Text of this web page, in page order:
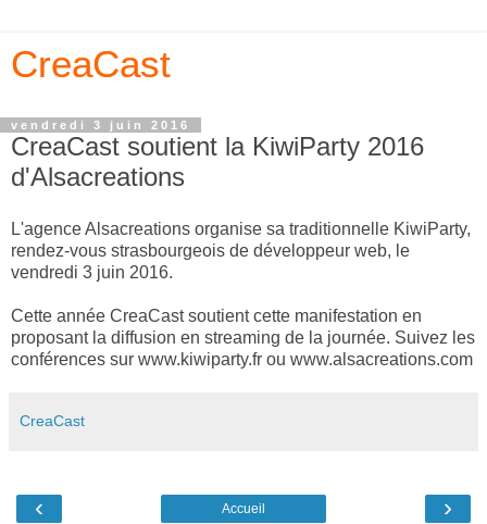
CreaCast
vendredi 3 juin 2016
CreaCast soutient la KiwiParty 2016
d'Alsacreations
L'agence Alsacreations organise sa traditionnelle KiwiParty,
rendez-vous strasbourgeois de développeur web, le
vendredi 3 juin 2016.
Cette année CreaCast soutient cette manifestation en
proposant la diffusion en streaming de la journée. Suivez les
conférences sur www.kiwiparty.fr ou www.alsacreations.com
CreaCast
‹ ›
Accueil